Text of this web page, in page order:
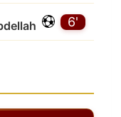
6'